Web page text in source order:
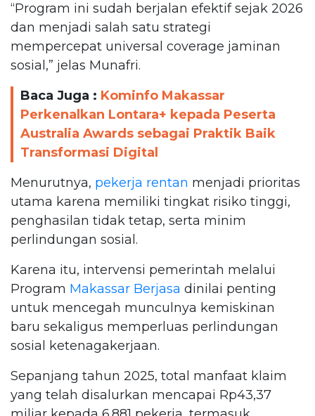
“Program ini sudah berjalan efektif sejak 2026
dan menjadi salah satu strategi
mempercepat universal coverage jaminan
sosial,” jelas Munafri.
Baca Juga : Kominfo Makassar
Perkenalkan Lontara+ kepada Peserta
Australia Awards sebagai Praktik Baik
Transformasi Digital
Menurutnya, pekerja rentan menjadi prioritas
utama karena memiliki tingkat risiko tinggi,
penghasilan tidak tetap, serta minim
perlindungan sosial.
Karena itu, intervensi pemerintah melalui
Program Makassar Berjasa dinilai penting
untuk mencegah munculnya kemiskinan
baru sekaligus memperluas perlindungan
sosial ketenagakerjaan.
Sepanjang tahun 2025, total manfaat klaim
yang telah disalurkan mencapai Rp43,37